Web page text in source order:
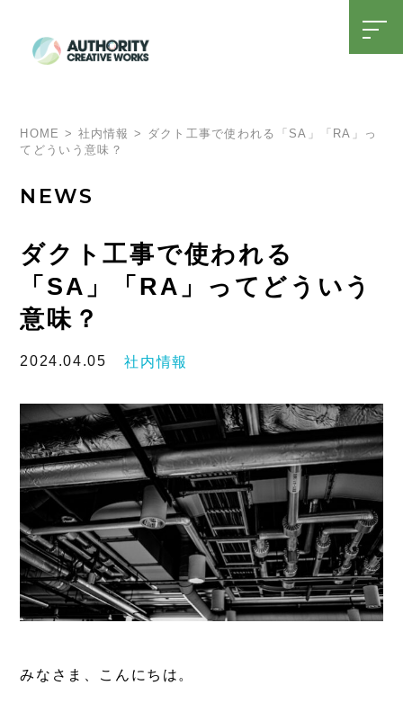
t
g
HOME > 社内情報 >
ダクト工事で使われる「SA」「RA」っ
てどういう意味？
NEWS
ダクト工事で使われる
「SA」「RA」ってどういう
意味？
2024.04.05 社内情報
みなさま、こんにちは。